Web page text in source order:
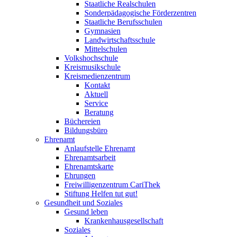
Staatliche Realschulen
Sonderpädagogische Förderzentren
Staatliche Berufsschulen
Gymnasien
Landwirtschaftsschule
Mittelschulen
Volkshochschule
Kreismusikschule
Kreismedienzentrum
Kontakt
Aktuell
Service
Beratung
Büchereien
Bildungsbüro
Ehrenamt
Anlaufstelle Ehrenamt
Ehrenamtsarbeit
Ehrenamtskarte
Ehrungen
Freiwilligenzentrum CariThek
Stiftung Helfen tut gut!
Gesundheit und Soziales
Gesund leben
Krankenhausgesellschaft
Soziales